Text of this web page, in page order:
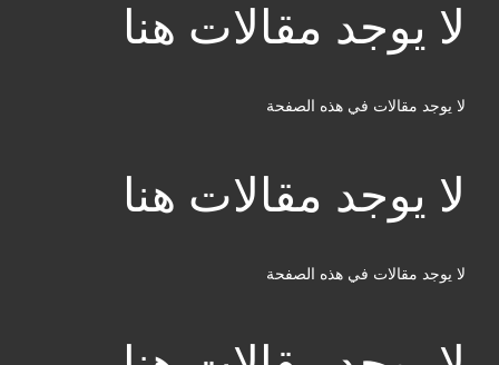
لا يوجد مقالات هنا
لا يوجد مقالات في هذه الصفحة
لا يوجد مقالات هنا
لا يوجد مقالات في هذه الصفحة